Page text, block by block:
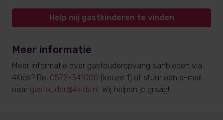
Help mij gastkinderen te vinden
Meer informatie
Meer informatie over gastouderopvang aanbieden via
4Kids? Bel 0572-341000 (keuze 1) of stuur een e-mail
naar gastouder@4kids.nl. Wij helpen je graag!